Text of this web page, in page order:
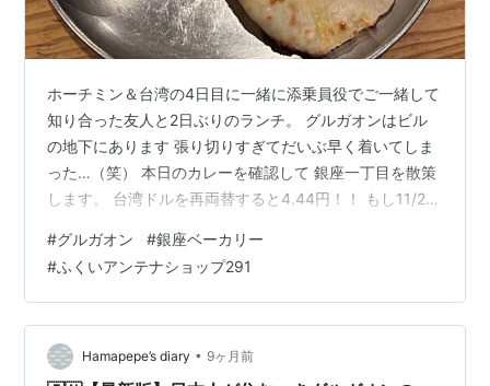
ホーチミン＆台湾の4日目に一緒に添乗員役でご一緒して
知り合った友人と2日ぶりのランチ。 グルガオンはビル
の地下にあります 張り切りすぎてだいぶ早く着いてしま
った…（笑） 本日のカレーを確認して 銀座一丁目を散策
します。 台湾ドルを再両替すると4.44円！！ もし11/29
をここで再両替したとすると… 10000円 →（5.4994
円/TWD）→ 1818.4TWD →（4.44円/TWD）→ 8074円
と2割減っちゃう…。 開店少し前に友人とビル前で落ち合
って地下1階へ。すでに4組くらい待っています。 11時半
に時間通り開店です。辛口の…
#グルガオン #銀座ベーカリー
#ふくいアンテナショップ291
Hamapepe’s diary • 9ヶ月前